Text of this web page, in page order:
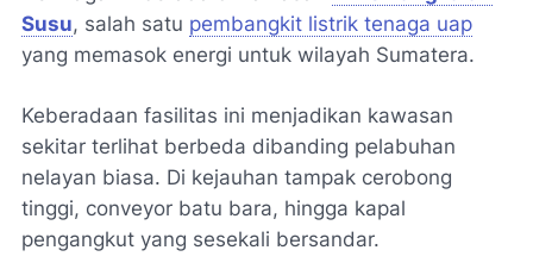
Susu, salah satu pembangkit listrik tenaga uap
yang memasok energi untuk wilayah Sumatera.
Keberadaan fasilitas ini menjadikan kawasan
sekitar terlihat berbeda dibanding pelabuhan
nelayan biasa. Di kejauhan tampak cerobong
tinggi, conveyor batu bara, hingga kapal
pengangkut yang sesekali bersandar.